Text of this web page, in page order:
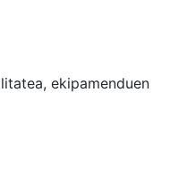
ekipamenduen